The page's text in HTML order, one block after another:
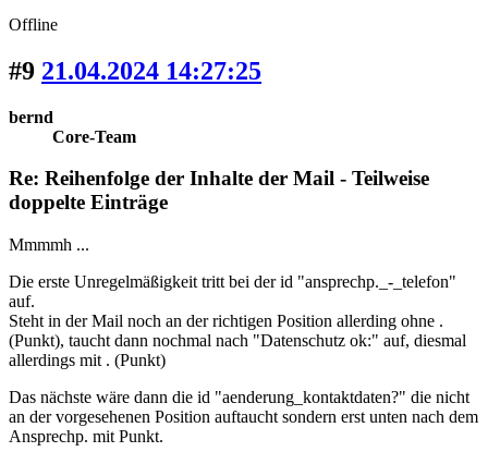
Offline
#9 21.04.2024 14:27:25
bernd
Core-Team
Re: Reihenfolge der Inhalte der Mail - Teilweise
doppelte Einträge
Mmmmh ...
Die erste Unregelmäßigkeit tritt bei der id "ansprechp._-_telefon"
auf.
Steht in der Mail noch an der richtigen Position allerding ohne .
(Punkt), taucht dann nochmal nach "Datenschutz ok:" auf, diesmal
allerdings mit . (Punkt)
Das nächste wäre dann die id "aenderung_kontaktdaten?" die nicht
an der vorgesehenen Position auftaucht sondern erst unten nach dem
Ansprechp. mit Punkt.